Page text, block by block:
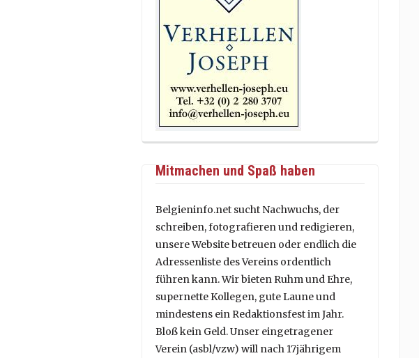
Mitmachen und Spaß haben
Belgieninfo.net sucht Nachwuchs, der
schreiben, fotografieren und redigieren,
unsere Website betreuen oder endlich die
Adressenliste des Vereins ordentlich
führen kann. Wir bieten Ruhm und Ehre,
supernette Kollegen, gute Laune und
mindestens ein Redaktionsfest im Jahr.
Bloß kein Geld. Unser eingetragener
Verein (asbl/vzw) will nach 17jährigem